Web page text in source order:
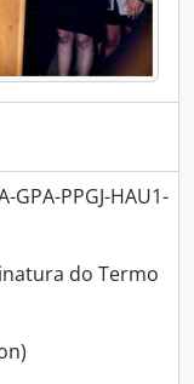
GPA-PPGJ-HAU1-
do Termo